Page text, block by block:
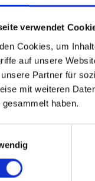
verwendet
Cookies, um
auf unsere
Partner für
mit weiteren
haben.
wurde auf dem
(GIZ)
unterzeichnet.
von
einer
in Betrieb
Juli 2026 geplant.